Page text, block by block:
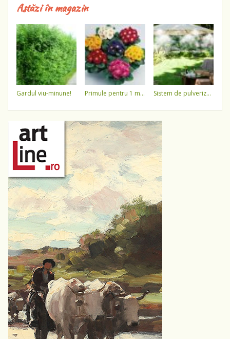
Astăzi în magazin
gardul viu-minune! primule pentru 1 martie 3,5 lei / ghiveci !!!! sistem de pulverizare a apei